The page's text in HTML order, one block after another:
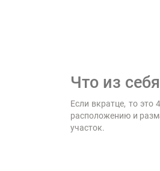
Что из
Если вкратце, то
расположению и
участок.